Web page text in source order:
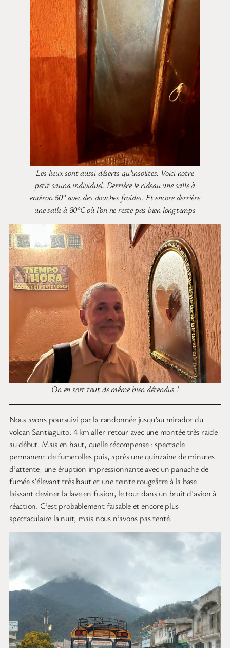
Les lieux sont aussi déserts qu’insolites. Voici notre
petit sauna individuel. Derrière le rideau une salle à
environ 60° avec des douches froides. Et encore derrière
une salle à 80°C où l’on ne reste pas bien longtemps
On en sort tout de même bien détendus !
Nous avons poursuivi par la randonnée jusqu’au mirador du
volcan Santiaguito. 4 km aller-retour avec une montée très raide
au début. Mais en haut, quelle récompense : spectacle
permanent de fumerolles puis, après une quinzaine de minutes
d’attente, une éruption impressionnante avec un panache de
fumée s’élevant très haut et une teinte rougeâtre à la base
laissant deviner la lave en fusion, le tout dans un bruit d’avion à
réaction. C’est probablement faisable et encore plus
spectaculaire la nuit, mais nous n’avons pas tenté.